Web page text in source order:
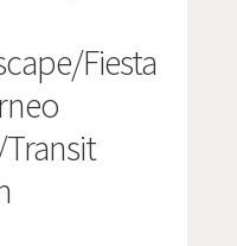
Fiesta